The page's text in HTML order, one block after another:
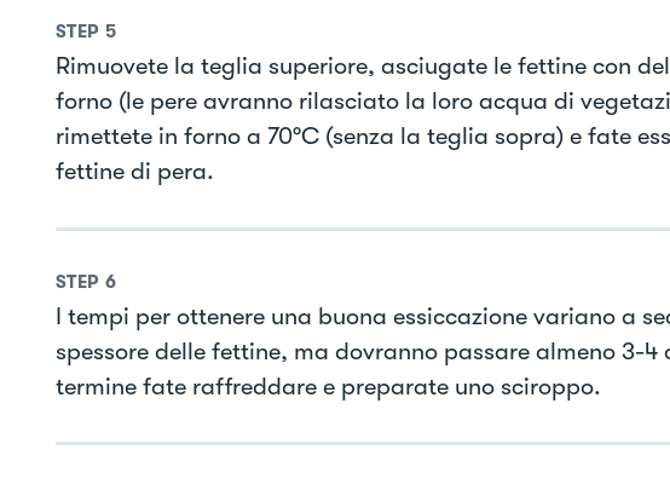
STEP 5
Rimuovete la teglia superiore, asciugate le fettine con
forno (le pere avranno rilasciato la loro acqua di
rimettete in forno a 70°C (senza la teglia sopra) e fate
fettine di pera.
STEP 6
I tempi per ottenere una buona essiccazione variano a
spessore delle fettine, ma dovranno passare almeno 3-4
termine fate raffreddare e preparate uno sciroppo.